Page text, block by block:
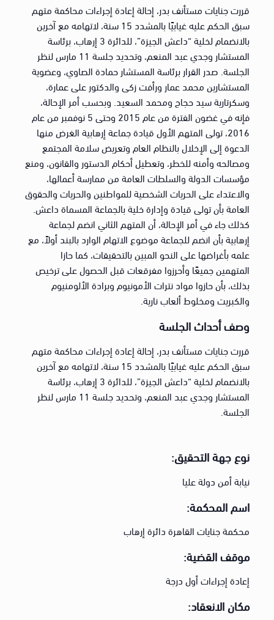
قررت جنايات مستأنف بدر، إحالة إعادة إجراءات محاكمة متهم
سبق الحكم عليه غيابيًا بالمشدد 15 سنة، لاتهامه مع آخرين
بالانضمام لخلية “داعش الجيزة”، للدائرة 3 إرهاب، برئاسة
المستشار وجدي عبد المنعم، وتحديد جلسة 11 مارس لنظر
الجلسة. صدر القرار برئاسة المستشار حمادة الصاوي، وعضوية
المستشارين محمد عمار ورأفت زكى والدكتور على عمارة،
وسكرتارية سيد حجاج ومحمد السعيد. وبحسب أمر الإحالة،
فإنه في غضون الفترة من عام 2015 وحتى 5 نوفمبر من عام
2016، تولى المتهم الأول قيادة جماعة إرهابية الغرض منها
الدعوة إلى الإخلال بالنظام العام وتعريض سلامة المجتمع
ومصالحه وأمنه للخطر، وتعطيل أحكام الدستور والقانون، ومنع
مؤسسات الدولة والسلطات العامة من ممارسة أعمالها،
والاعتداء على الحريات الشخصية للمواطنين والحريات والحقوق
العامة بأن تولى قيادة وإدارة خلية بالجماعة المسماة داعش.
كذلك جاء في أمر الإحالة، أن المتهم الثاني انضم لجماعة
إرهابية بأن انضم للجماعة موضوع الاتهام الوارد بالبند أولاً، مع
علمه بأغراضها على النحو المبين بالتحقيقات، كما حازا
المتهمين جميعًا وأحرزوا مفرقعات قبل الحصول على ترخيص
بذلك، بأن حازوا مواد نترات الأمونيوم وبرادة الألومنيوم
والكبريت ومخلوط ألعاب نارية.
وصف أحداث الجلسة
قررت جنايات مستأنف بدر، إحالة إعادة إجراءات محاكمة متهم
سبق الحكم عليه غيابيًا بالمشدد 15 سنة، لاتهامه مع آخرين
بالانضمام لخلية “داعش الجيزة”، للدائرة 3 إرهاب، برئاسة
المستشار وجدي عبد المنعم، وتحديد جلسة 11 مارس لنظر
الجلسة.
نوع جهة التحقيق:
نيابة أمن دولة عليا
اسم المحكمة:
محكمة جنايات القاهرة دائرة إرهاب
موقف القضية:
إعادة إجراءات أول درجة
مكان الانعقاد: